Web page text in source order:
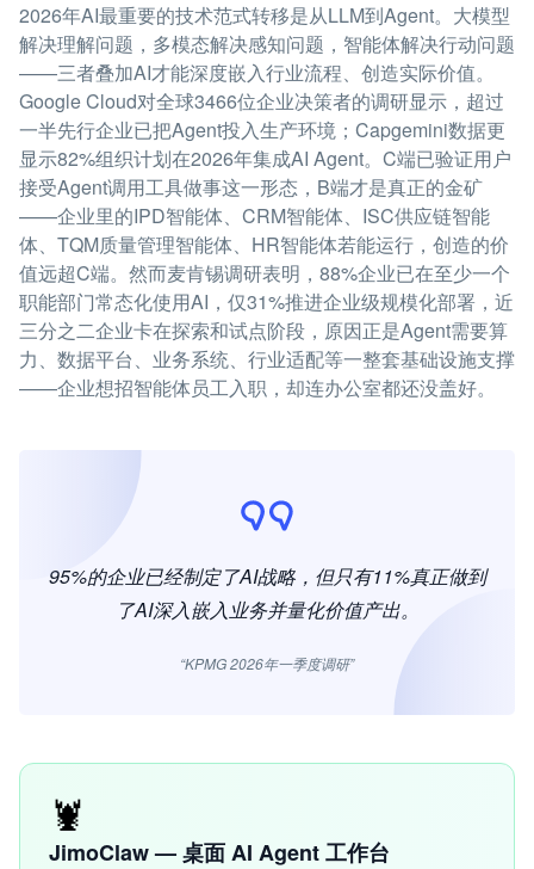
2026年AI最重要的技术范式转移是从LLM到Agent。大模型
解决理解问题，多模态解决感知问题，智能体解决行动问题
——三者叠加AI才能深度嵌入行业流程、创造实际价值。
Google Cloud对全球3466位企业决策者的调研显示，超过
一半先行企业已把Agent投入生产环境；Capgemini数据更
显示82%组织计划在2026年集成AI Agent。C端已验证用户
接受Agent调用工具做事这一形态，B端才是真正的金矿
——企业里的IPD智能体、CRM智能体、ISC供应链智能
体、TQM质量管理智能体、HR智能体若能运行，创造的价
值远超C端。然而麦肯锡调研表明，88%企业已在至少一个
职能部门常态化使用AI，仅31%推进企业级规模化部署，近
三分之二企业卡在探索和试点阶段，原因正是Agent需要算
力、数据平台、业务系统、行业适配等一整套基础设施支撑
——企业想招智能体员工入职，却连办公室都还没盖好。
95%的企业已经制定了AI战略，但只有11%真正做到
了AI深入嵌入业务并量化价值产出。
“KPMG 2026年一季度调研”
🦞
JimoClaw — 桌面 AI Agent 工作台